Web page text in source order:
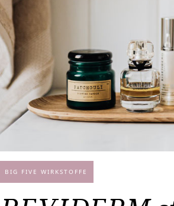
BIG FIVE WIRKSTOFFE